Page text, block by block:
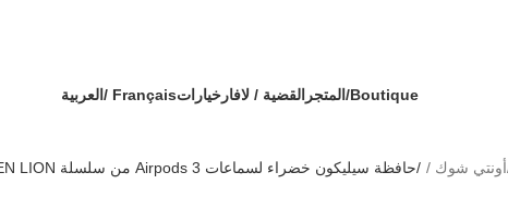
Boutique/المتجر القضية / لافار خياراتFrançais / العربية
حافظة سيليكون خضراء لسماعات Airpods 3 من سلسلة Berlin GREEN LION الأصلية